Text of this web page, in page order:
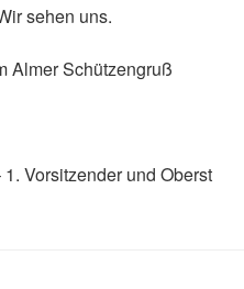
sehen uns.
Almer Schützengruß
Vorsitzender und Oberst